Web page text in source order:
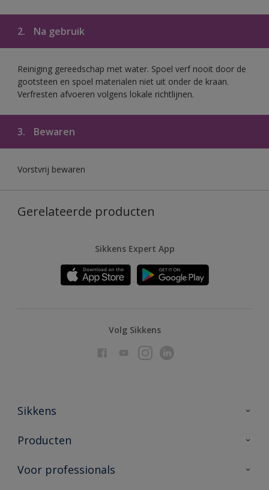
2. Na gebruik
Reiniging gereedschap met water. Spoel verf nooit door de
gootsteen en spoel materialen niet uit onder de kraan.
Verfresten afvoeren volgens lokale richtlijnen.
3. Bewaren
Vorstvrij bewaren
Gerelateerde producten
Sikkens Expert App
Volg Sikkens
Sikkens
Over Sikkens
Duurzaamheid
Producten
Producten voor binnen
Voor professionals